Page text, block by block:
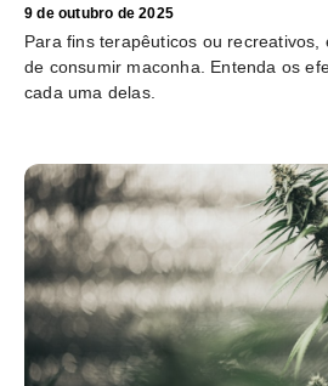
9 de outubro de 2025
Para fins terapêuticos ou recreativos,
de consumir maconha. Entenda os
cada uma delas.